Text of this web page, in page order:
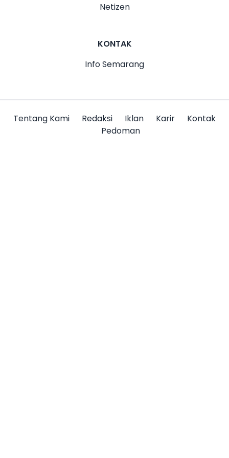
Netizen
KONTAK
Info Semarang
Tentang Kami Redaksi Iklan Karir
Kontak
Pedoman